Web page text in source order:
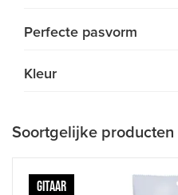
Perfecte pasvorm
Kleur
Soortgelijke producten
GITAAR